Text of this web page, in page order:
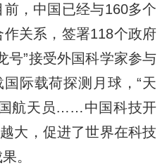
，中国已经与160多个
关系，签署118个政府
号”接受外国科学家参与
际载荷探测月球，“天
航天员……中国科技开
大，促进了世界在科技
。